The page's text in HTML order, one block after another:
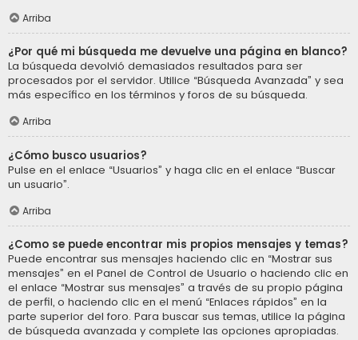
Arriba
¿Por qué mi búsqueda me devuelve una página en blanco?
La búsqueda devolvió demasiados resultados para ser
procesados por el servidor. Utilice “Búsqueda Avanzada” y sea
más específico en los términos y foros de su búsqueda.
Arriba
¿Cómo busco usuarios?
Pulse en el enlace “Usuarios” y haga clic en el enlace “Buscar
un usuario”.
Arriba
¿Como se puede encontrar mis propios mensajes y temas?
Puede encontrar sus mensajes haciendo clic en “Mostrar sus
mensajes” en el Panel de Control de Usuario o haciendo clic en
el enlace “Mostrar sus mensajes” a través de su propio página
de perfil, o haciendo clic en el menú “Enlaces rápidos” en la
parte superior del foro. Para buscar sus temas, utilice la página
de búsqueda avanzada y complete las opciones apropiadas.